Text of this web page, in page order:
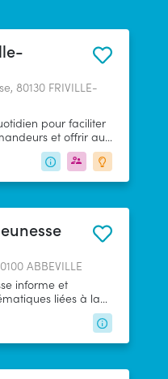
80130 FRIVILLE-
pour faciliter
et offrir aux
à leurs
ABBEVILLE
informe et
liées à la
logement, mobilité,